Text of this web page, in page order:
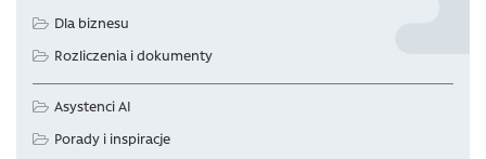
Dla biznesu
Rozliczenia i dokumenty
Asystenci AI
Porady i inspiracje